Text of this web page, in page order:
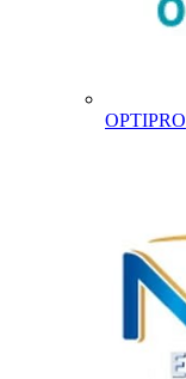
OPTIPRO